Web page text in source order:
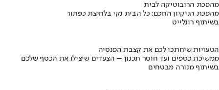
מהפכת הרובוטיקה לבית
מהפכת הניקיון החכם: כל הבית נקי בלחיצת כפתור
בשיתוף רונלייט
הטעויות שיחתכו לכם את קצבת הפנסיה
ממשיכת כספים ועד חוסר תכנון – הצעדים שיצילו את הכסף שלכם
בשיתוף מנורה מבטחים